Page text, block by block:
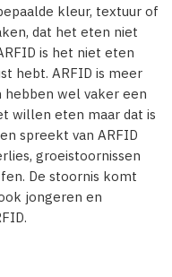
kleur, textuur of
dat het eten niet
is het niet eten
hebt. ARFID is meer
hebben wel vaker een
willen eten maar dat is
spreekt van ARFID
groeistoornissen
De stoornis komt
jongeren en